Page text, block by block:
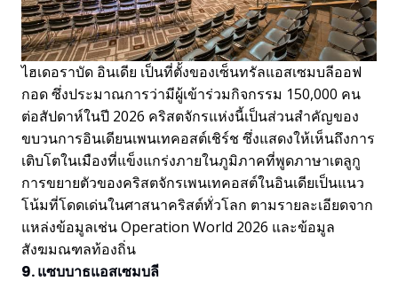
ไฮเดอราบัด อินเดีย เป็นที่ตั้งของเซ็นทรัลแอสเซมบลีออฟ
กอด ซึ่งประมาณการว่ามีผู้เข้าร่วมกิจกรรม 150,000 คน
ต่อสัปดาห์ในปี 2026 คริสตจักรแห่งนี้เป็นส่วนสำคัญของ
ขบวนการอินเดียนเพนเทคอสต์เชิร์ช ซึ่งแสดงให้เห็นถึงการ
เติบโตในเมืองที่แข็งแกร่งภายในภูมิภาคที่พูดภาษาเตลูกู
การขยายตัวของคริสตจักรเพนเทคอสต์ในอินเดียเป็นแนว
โน้มที่โดดเด่นในศาสนาคริสต์ทั่วโลก ตามรายละเอียดจาก
แหล่งข้อมูลเช่น Operation World 2026 และข้อมูล
สังฆมณฑลท้องถิ่น
9. แซบบาธแอสเซมบลี